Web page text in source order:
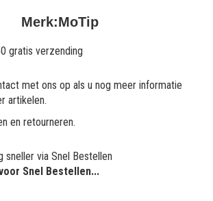
Merk:MoTip
gratis verzending
met ons op als u nog meer informatie
artikelen.
en retourneren.
sneller via Snel Bestellen
Snel Bestellen...